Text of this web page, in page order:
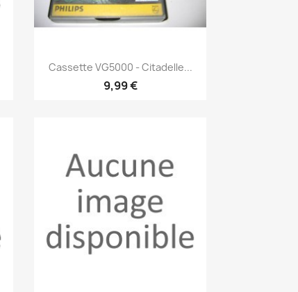
Aperçu rapide
Cassette VG5000 - Citadelle...
9,99 €